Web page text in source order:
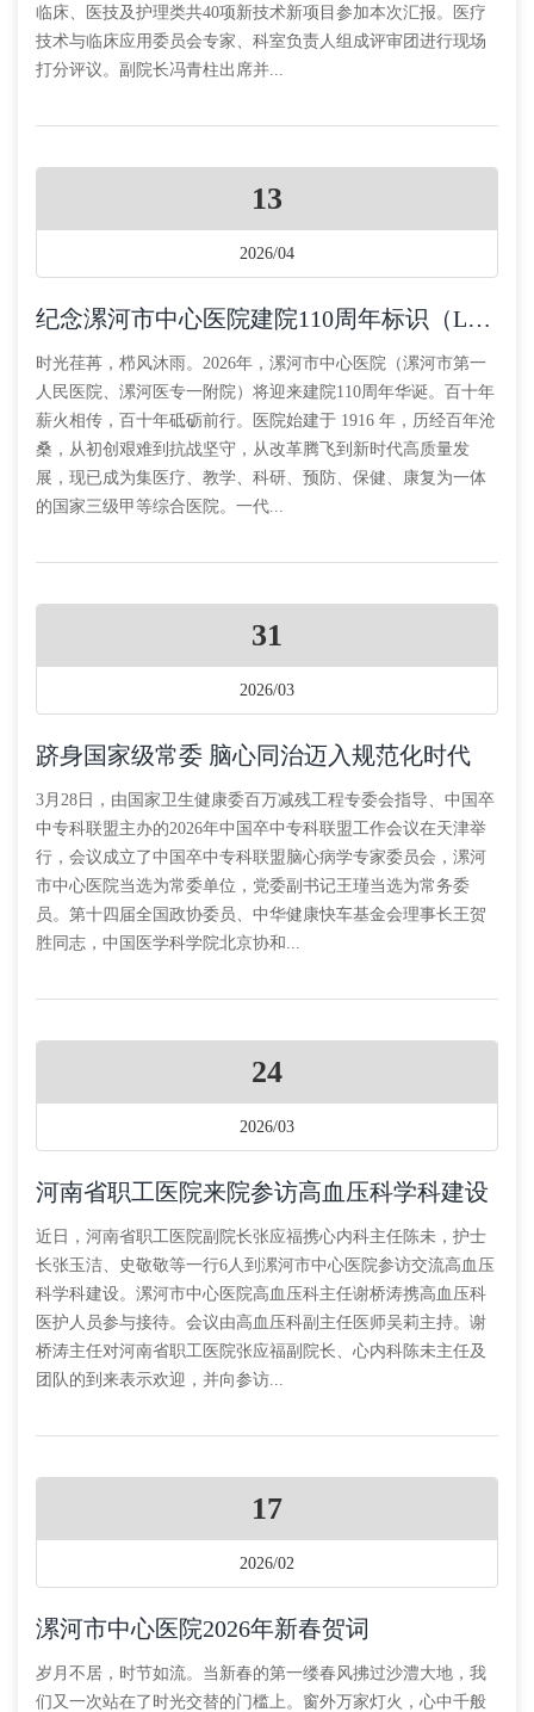
临床、医技及护理类共40项新技术新项目参加本次汇报。医疗
技术与临床应用委员会专家、科室负责人组成评审团进行现场
打分评议。副院长冯青柱出席并...
13
2026/04
纪念漯河市中心医院建院110周年标识（LOGO）设计方案征集活动
时光荏苒，栉风沐雨。2026年，漯河市中心医院（漯河市第一
人民医院、漯河医专一附院）将迎来建院110周年华诞。百十年
薪火相传，百十年砥砺前行。医院始建于 1916 年，历经百年沧
桑，从初创艰难到抗战坚守，从改革腾飞到新时代高质量发
展，现已成为集医疗、教学、科研、预防、保健、康复为一体
的国家三级甲等综合医院。一代...
31
2026/03
跻身国家级常委 脑心同治迈入规范化时代
3月28日，由国家卫生健康委百万减残工程专委会指导、中国卒
中专科联盟主办的2026年中国卒中专科联盟工作会议在天津举
行，会议成立了中国卒中专科联盟脑心病学专家委员会，漯河
市中心医院当选为常委单位，党委副书记王瑾当选为常务委
员。第十四届全国政协委员、中华健康快车基金会理事长王贺
胜同志，中国医学科学院北京协和...
24
2026/03
河南省职工医院来院参访高血压科学科建设
近日，河南省职工医院副院长张应福携心内科主任陈未，护士
长张玉洁、史敬敬等一行6人到漯河市中心医院参访交流高血压
科学科建设。漯河市中心医院高血压科主任谢桥涛携高血压科
医护人员参与接待。会议由高血压科副主任医师吴莉主持。谢
桥涛主任对河南省职工医院张应福副院长、心内科陈未主任及
团队的到来表示欢迎，并向参访...
17
2026/02
漯河市中心医院2026年新春贺词
岁月不居，时节如流。当新春的第一缕春风拂过沙澧大地，我
们又一次站在了时光交替的门槛上。窗外万家灯火，心中千般